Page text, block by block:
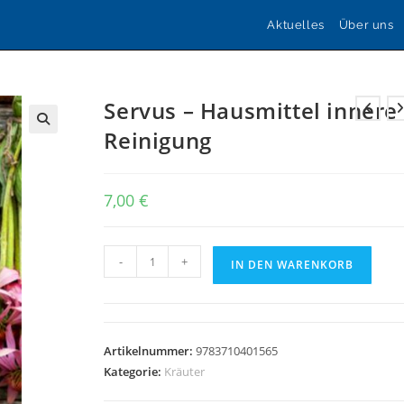
Aktuelles Über uns
Servus – Hausmittel innere
Reinigung
7,00€
-
Reinigung
Menge
- + IN DEN WARENKORB
Artikelnummer:9783710401565
Kategorie: Kräuter